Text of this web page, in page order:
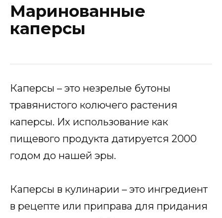
Маринованные
каперсы
Каперсы – это незрелые бутоны
травянистого колючего растения
каперсы. Их использование как
пищевого продукта датируется 2000
годом до нашей эры.
Каперсы в кулинарии – это ингредиент
в рецепте или приправа для придания